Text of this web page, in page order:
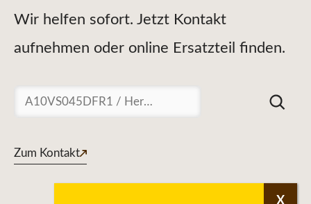
Wir helfen sofort. Jetzt Kontakt
aufnehmen oder online Ersatzteil finden.
Suchen
Zum Kontakt